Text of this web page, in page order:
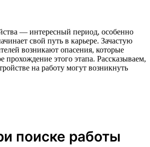
— интересный период, особенно
свой путь в карьере. Зачастую
возникают опасения, которые
прохождение этого этапа. Рассказываем,
на работу могут возникнуть
поиске работы